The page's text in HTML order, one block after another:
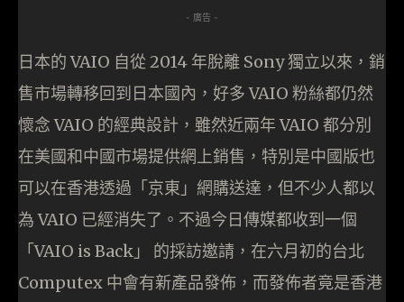
- 廣告 -
日本的 VAIO 自從 2014 年脫離 Sony 獨立以來，銷
售市場轉移回到日本國內，好多 VAIO 粉絲都仍然
懷念 VAIO 的經典設計，雖然近兩年 VAIO 都分別
在美國和中國市場提供網上銷售，特別是中國版也
可以在香港透過「京東」網購送達，但不少人都以
為 VAIO 已經消失了。不過今日傳媒都收到一個
「VAIO is Back」 的採訪邀請，在六月初的台北
Computex 中會有新產品發佈，而發佈者竟是香港